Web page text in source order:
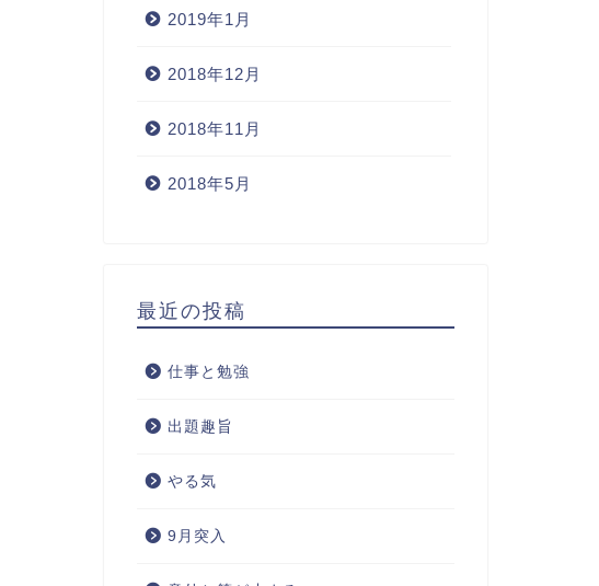
2019年1月
2018年12月
2018年11月
2018年5月
最近の投稿
仕事と勉強
出題趣旨
やる気
9月突入